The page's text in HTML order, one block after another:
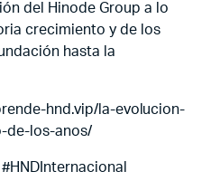
del Hinode Group a lo
crecimiento y de los
hasta la
hnd.vip/la-evolucion-
de-los-anos/